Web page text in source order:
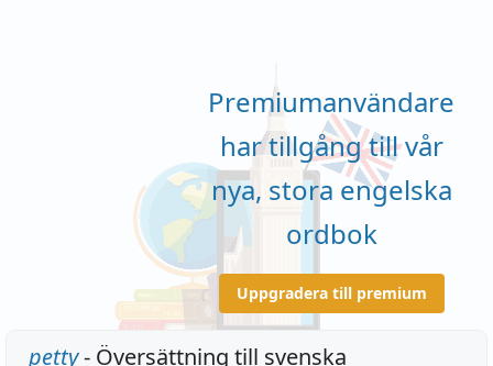
Premiumanvändare
har tillgång till vår
nya, stora engelska
ordbok
Uppgradera till premium
petty- Översättning till svenska